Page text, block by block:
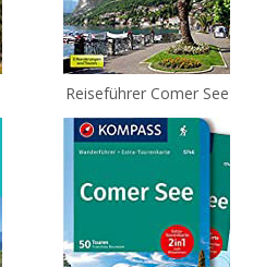
Reiseführer Comer See